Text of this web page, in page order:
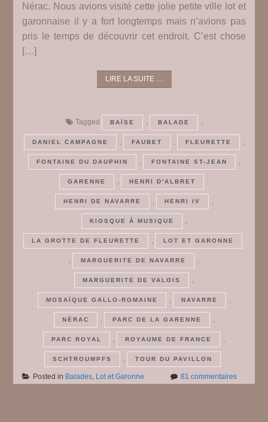
Nérac. Nous avions visité cette jolie petite ville lot et
garonnaise il y a fort longtemps mais n’avions pas
pris le temps de découvrir cet endroit. C’est chose
[…]
LIRE LA SUITE ....
Tagged BAÏSE , BALADE ,
DANIEL CAMPAGNE , FAUBET , FLEURETTE ,
FONTAINE DU DAUPHIN , FONTAINE ST-JEAN ,
GARENNE , HENRI D'ALBRET ,
HENRI DE NAVARRE , HENRI IV ,
KIOSQUE À MUSIQUE ,
LA GROTTE DE FLEURETTE , LOT ET GARONNE
, MARGUERITE DE NAVARRE ,
MARGUERITE DE VALOIS ,
MOSAÏQUE GALLO-ROMAINE , NAVARRE ,
NÉRAC , PARC DE LA GARENNE ,
PARC ROYAL , ROYAUME DE FRANCE ,
SCHTROUMPFS , TOUR DU PAVILLON
Posted in Balades, Lot et Garonne 81 commentairessur